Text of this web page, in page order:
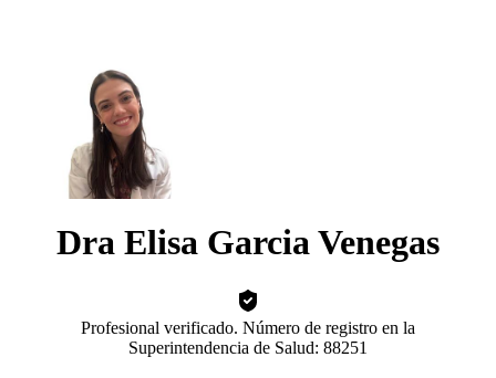
Dra Elisa Garcia Venegas
Profesional verificado. Número de registro en la
Superintendencia de Salud: 88251